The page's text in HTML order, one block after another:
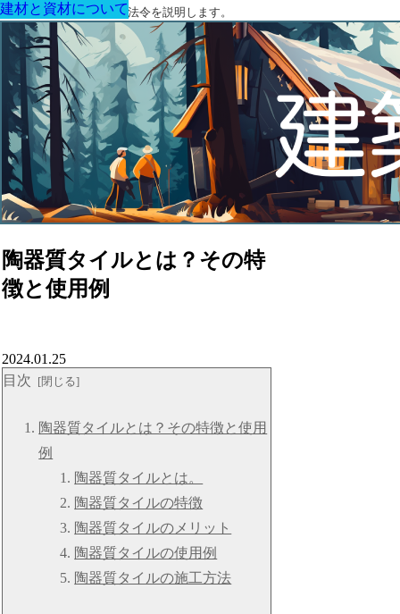
建築に関する用語と関連法令を説明します。
陶器質タイルとは？その特
徴と使用例
建材と資材について
2024.01.25
目次
陶器質タイルとは？その特徴と使用
例
陶器質タイルとは。
陶器質タイルの特徴
陶器質タイルのメリット
陶器質タイルの使用例
陶器質タイルの施工方法
建材と資材について
建材と資材について
建材と資材について
建材と資材について
建材と資材について
建材と資材について